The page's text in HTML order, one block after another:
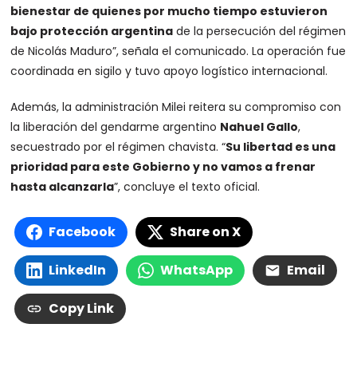
bienestar de quienes por mucho tiempo estuvieron
bajo protección argentina de la persecución del régimen
de Nicolás Maduro”, señala el comunicado. La operación fue
coordinada en sigilo y tuvo apoyo logístico internacional.
Además, la administración Milei reitera su compromiso con
la liberación del gendarme argentino Nahuel Gallo,
secuestrado por el régimen chavista. “Su libertad es una
prioridad para este Gobierno y no vamos a frenar
hasta alcanzarla”, concluye el texto oficial.
Facebook Share on X
LinkedIn WhatsApp Email
Copy Link